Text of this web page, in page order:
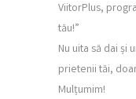
ViitorPlus,
tău!”
Nu uita să dai și
prietenii tăi,
Mulțumim!